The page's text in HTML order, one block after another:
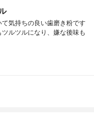
気持ちの良い歯磨き粉です
ルツルになり、嫌な後味も